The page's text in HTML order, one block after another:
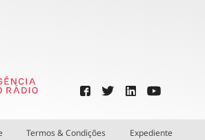
Termos & Condições Expediente